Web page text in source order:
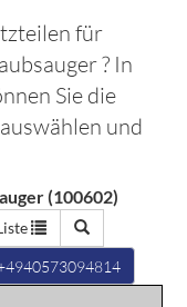
für
? In
Sie die
und
(100602)